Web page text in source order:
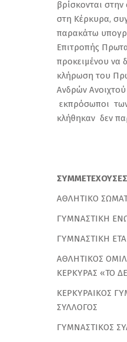
βρίσκονται
στη Κέρκυρα,
παρακάτω
Επιτροπής
προκειμένου να
κλήρωση του
Ανδρών
εκπρόσωποι
κλήθηκαν δεν
ΑΘΛΗΤΙΚΟ
ΓΥΜΝΑΣΤΙΚΗ
ΓΥΜΝΑΣΤΙΚΗ
ΑΘΛΗΤΙΚΟΣ
ΚΕΡΚΥΡΑΣ «ΤΟ
ΚΕΡΚΥΡΑΙΚΟΣ
ΣΥΛΛΟΓΟΣ
ΓΥΜΝΑΣΤΙΚΟΣ